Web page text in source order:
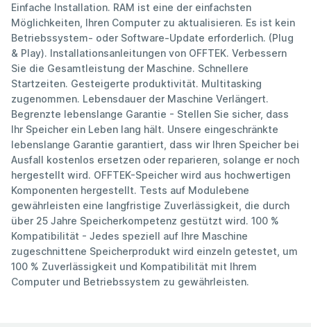
Einfache Installation. RAM ist eine der einfachsten
Möglichkeiten, Ihren Computer zu aktualisieren. Es ist kein
Betriebssystem- oder Software-Update erforderlich. (Plug
& Play). Installationsanleitungen von OFFTEK. Verbessern
Sie die Gesamtleistung der Maschine. Schnellere
Startzeiten. Gesteigerte produktivität. Multitasking
zugenommen. Lebensdauer der Maschine Verlängert.
Begrenzte lebenslange Garantie - Stellen Sie sicher, dass
Ihr Speicher ein Leben lang hält. Unsere eingeschränkte
lebenslange Garantie garantiert, dass wir Ihren Speicher bei
Ausfall kostenlos ersetzen oder reparieren, solange er noch
hergestellt wird. OFFTEK-Speicher wird aus hochwertigen
Komponenten hergestellt. Tests auf Modulebene
gewährleisten eine langfristige Zuverlässigkeit, die durch
über 25 Jahre Speicherkompetenz gestützt wird. 100 %
Kompatibilität - Jedes speziell auf Ihre Maschine
zugeschnittene Speicherprodukt wird einzeln getestet, um
100 % Zuverlässigkeit und Kompatibilität mit Ihrem
Computer und Betriebssystem zu gewährleisten.